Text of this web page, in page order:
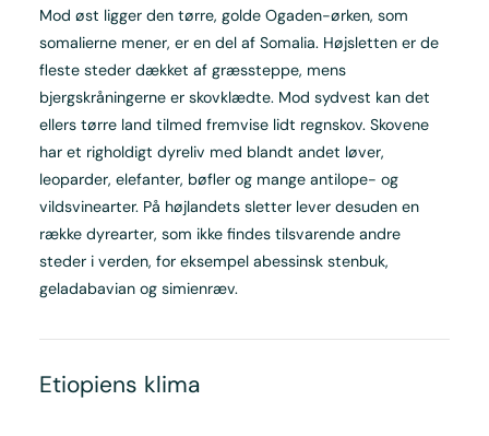
Mod øst ligger den tørre, golde Ogaden-ørken, som
somalierne mener, er en del af Somalia. Højsletten er de
fleste steder dækket af græssteppe, mens
bjergskråningerne er skovklædte. Mod sydvest kan det
ellers tørre land tilmed fremvise lidt regnskov. Skovene
har et righoldigt dyreliv med blandt andet løver,
leoparder, elefanter, bøfler og mange antilope- og
vildsvinearter. På højlandets sletter lever desuden en
række dyrearter, som ikke findes tilsvarende andre
steder i verden, for eksempel abessinsk stenbuk,
geladabavian og simienræv.
Etiopiens klima